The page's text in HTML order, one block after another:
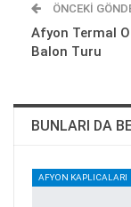
ÖNCEKI
Afyon Termal
Balon Turu
BUNLARI DA
AFYON KAPLICALARI